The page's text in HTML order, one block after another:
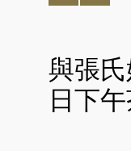
與張
日下